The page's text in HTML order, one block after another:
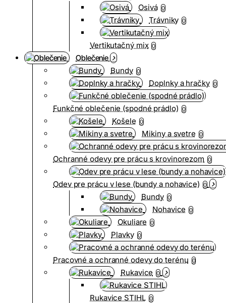
Osivá 0
Trávniky 0
Vertikutačný mix 0
Oblečenie
Bundy 0
Doplnky a hračky 0
Funkčné oblečenie (spodné prádlo) 0
Košele 0
Mikiny a svetre 0
Ochranné odevy pre prácu s krovinorezom 0
Odev pre prácu v lese (bundy a nohavice) 0
Bundy 0
Nohavice 0
Okuliare 0
Plavky 0
Pracovné a ochranné odevy do terénu 0
Rukavice 0
Rukavice STIHL 0